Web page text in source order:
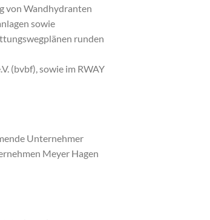
von Wandhydranten
sowie
runden
(bvbf), sowie im RWAY
Unternehmer
Meyer Hagen